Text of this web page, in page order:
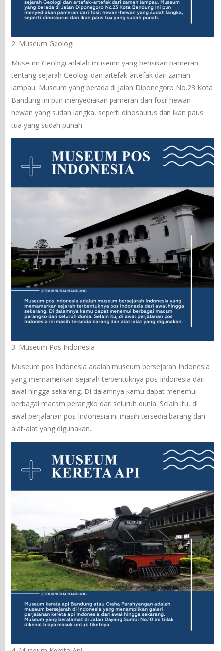
2. Museum Geologi
Museum Geologi adalah museum yang berisikan pameran
tentang sejarah Geologi dan artefak-artefak dari zaman
lampau. Museum yang berada di Jalan Diponegoro No.23 Kota
Bandung ini pun menyediakan pameran dari fosil hewan-
hewan yang sudah langka, seperti dinosaurus dan ikan paus
tua yang sudah punah.
3. Museum Pos Indonesia
Museum pos Indonesia adalah museum bersejarah Indonesia
yang memamerkan sejarah terbentuknya pos Indonesia dari
awal hingga sekarang. Di dalamnya kamu dapat menemui
berbagai macam perangko dari seluruh dunia. Selain itu, di
awal perjalanan pos Indonesia ini masih tersedia barang dan
alat-alat yang digunakan.